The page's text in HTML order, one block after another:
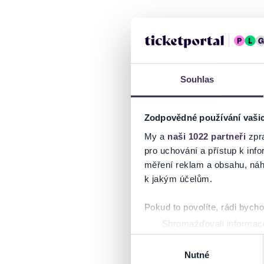
Souhlas
Zodpovědné používání
My a naši 1022 partneři
pro uchování a přístup k
měření reklam a obsahu,
k jakým účelům.
Pokud to povolíte, rádi
Shromažďovali
Identifikovali vaše
Zjistěte více o tom, jak
Nutné